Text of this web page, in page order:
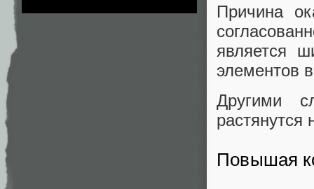
Причина
является
элементов
Другими
растянутся
Повышая